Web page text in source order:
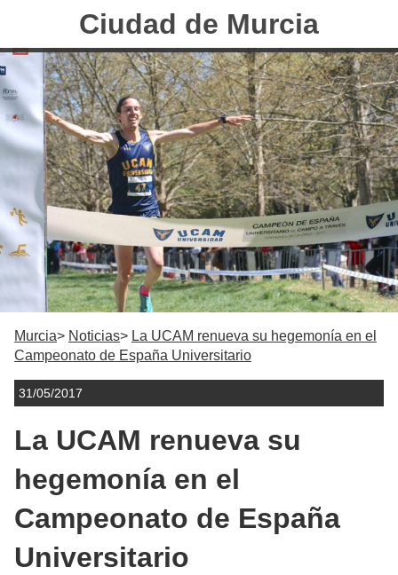
Ciudad de Murcia
Murcia Noticias
La UCAM renueva su hegemonía en el
Campeonato de España Universitario
31/05/2017
La UCAM renueva su
hegemonía en el
Campeonato de España
Universitario